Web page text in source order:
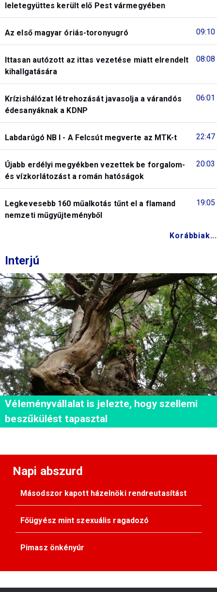
leletegyüttes került elő Pest vármegyében
09:10
Az első magyar óriás-toronyugró
08:08
Ittasan autózott az ittas vezetése miatt elrendelt
kihallgatására
06:01
Krízishálózat létrehozását javasolja a várandós
édesanyáknak a KDNP
22:47
Labdarúgó NB I - A Felcsút megverte az MTK-t
20:03
Újabb erdélyi megyékben vezettek be forgalom-
és vízkorlátozást a román hatóságok
19:05
Legkevesebb 160 műalkotás tűnt el a flamand
nemzeti műgyűjteményből
Korábbiak...
Interjú
Véleményvállalat is jelezte, hogy szellemi
beszűkülést tapasztal
Napi abszurd
Másodszor kapott házelnöki rendreutasítást
Főügyész mint szexuális ragadozó
Pimasz önkényúr